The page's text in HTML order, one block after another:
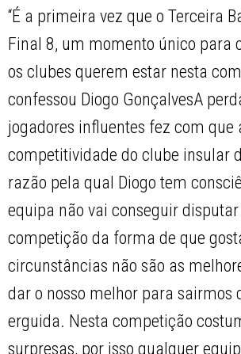
“É a primeira vez que o Terceira
Final 8, um momento único para
os clubes querem estar nesta
confessou Diogo GonçalvesA
jogadores influentes fez com que
competitividade do clube insular
razão pela qual Diogo tem
equipa não vai conseguir
competição da forma de que
circunstâncias não são as
dar o nosso melhor para sairmos
erguida. Nesta competição
surpresas, por isso qualquer